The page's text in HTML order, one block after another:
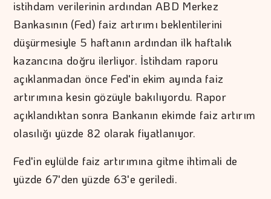
istihdam verilerinin ardından ABD Merkez
Bankasının (Fed) faiz artırımı beklentilerini
düşürmesiyle 5 haftanın ardından ilk haftalık
kazancına doğru ilerliyor. İstihdam raporu
açıklanmadan önce Fed'in ekim ayında faiz
artırımına kesin gözüyle bakılıyordu. Rapor
açıklandıktan sonra Bankanın ekimde faiz artırım
olasılığı yüzde 82 olarak fiyatlanıyor.
Fed'in eylülde faiz artırımına gitme ihtimali de
yüzde 67'den yüzde 63'e geriledi.